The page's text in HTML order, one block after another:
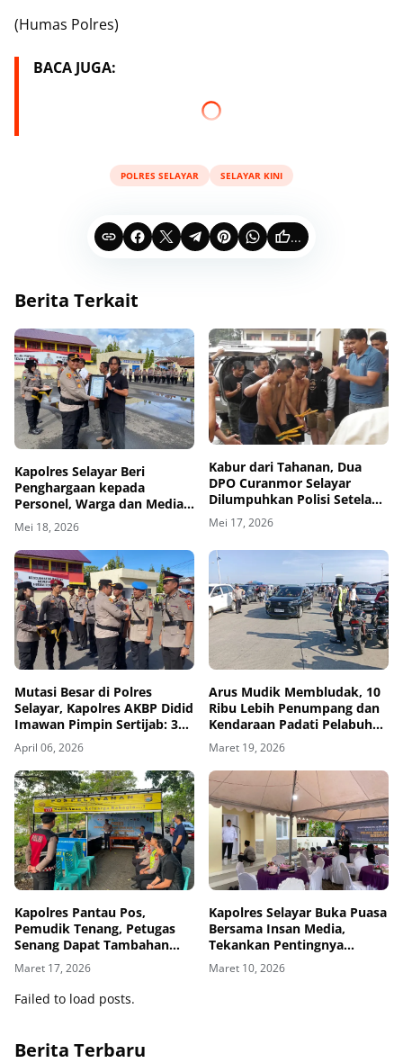
(Humas Polres)
BACA JUGA:
POLRES SELAYAR SELAYAR KINI
...
Berita Terkait
Kapolres Selayar Beri
Penghargaan kepada
Personel, Warga dan Media
yang Berperan Aktif Dalam
Penangkapan DPO
Curanmor
Mei 18, 2026
Kabur dari Tahanan, Dua
DPO Curanmor Selayar
Dilumpuhkan Polisi Setelah
Tiga Hari Buron
Mei 17, 2026
Mutasi Besar di Polres
Selayar, Kapolres AKBP Didid
Imawan Pimpin Sertijab: 3
Kapolsek, 2 Kasat dan 2 Kasi
Berganti
April 06, 2026
Arus Mudik Membludak, 10
Ribu Lebih Penumpang dan
Kendaraan Padati Pelabuhan
Pamatata Selayar
Maret 19, 2026
Kapolres Pantau Pos,
Pemudik Tenang, Petugas
Senang Dapat Tambahan
Energi
Maret 17, 2026
Kapolres Selayar Buka Puasa
Bersama Insan Media,
Tekankan Pentingnya
Sinergi Jaga Kamtibmas
Maret 10, 2026
Failed to load posts.
Berita Terbaru